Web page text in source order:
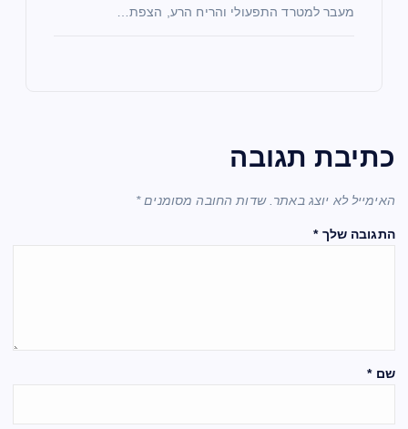
מעבר למטרד התפעולי והריח הרע, הצפת…
כתיבת תגובה
האימייל לא יוצג באתר. שדות החובה מסומנים*
התגובה שלך*
שם*